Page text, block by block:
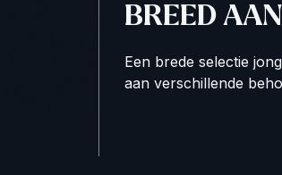
BREED
Een brede selectie
aan verschillende